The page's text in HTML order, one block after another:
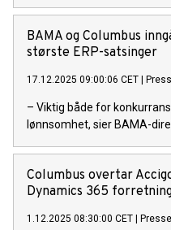
BAMA og Columbus
største ERP-satsinger
17.12.2025 09:00:06 CET |
– Viktig både for
lønnsomhet, sier BAMA-
Columbus overtar
Dynamics 365
1.12.2025 08:30:00 CET |